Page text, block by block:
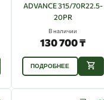
ADVANCE 315/70R22.5-
20PR
В наличии
130 700 ₸
ПОДРОБНЕЕ